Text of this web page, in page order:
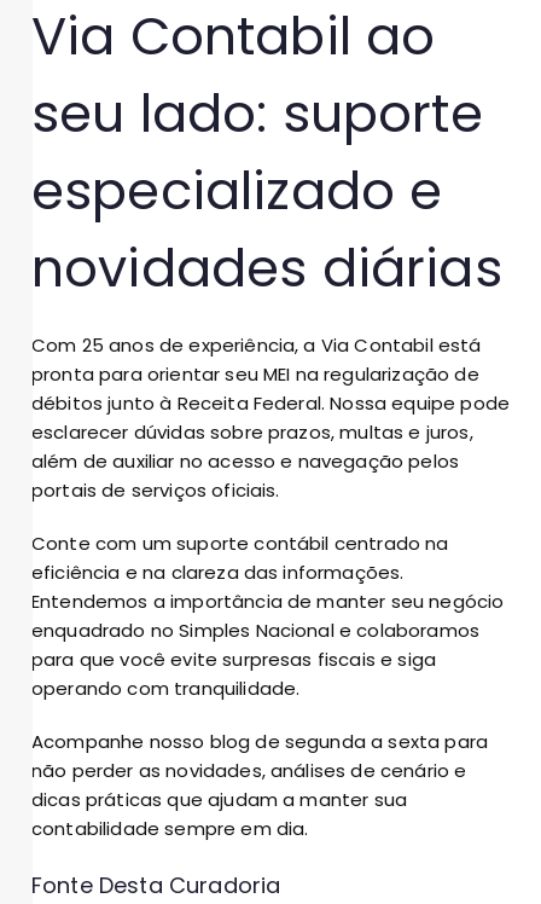
Via Contabil ao
seu lado: suporte
especializado e
novidades diárias
Com 25 anos de experiência, a Via Contabil está
pronta para orientar seu MEI na regularização de
débitos junto à Receita Federal. Nossa equipe pode
esclarecer dúvidas sobre prazos, multas e juros,
além de auxiliar no acesso e navegação pelos
portais de serviços oficiais.
Conte com um suporte contábil centrado na
eficiência e na clareza das informações.
Entendemos a importância de manter seu negócio
enquadrado no Simples Nacional e colaboramos
para que você evite surpresas fiscais e siga
operando com tranquilidade.
Acompanhe nosso blog de segunda a sexta para
não perder as novidades, análises de cenário e
dicas práticas que ajudam a manter sua
contabilidade sempre em dia.
Fonte Desta Curadoria